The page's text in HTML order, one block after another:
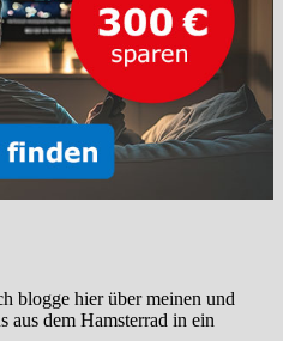
blogge hier über meinen und
aus dem Hamsterrad in ein